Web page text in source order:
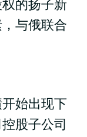
的扬子新
与俄联合
始出现下
股子公司